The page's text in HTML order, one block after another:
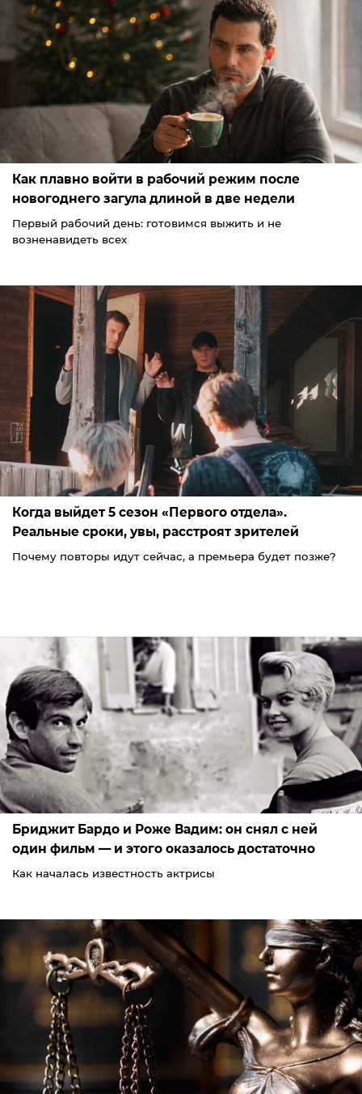
Как плавно войти в рабочий режим после
новогоднего загула длиной в две недели
Первый рабочий день: готовимся выжить и не
возненавидеть всех
Когда выйдет 5 сезон «Первого отдела».
Реальные сроки, увы, расстроят зрителей
Почему повторы идут сейчас, а премьера будет позже?
Бриджит Бардо и Роже Вадим: он снял с ней
один фильм — и этого оказалось достаточно
Как началась известность актрисы